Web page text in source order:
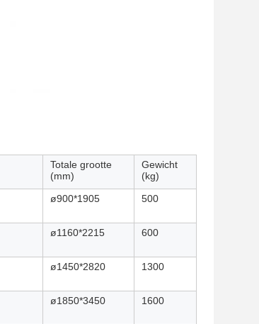
Totale grootte
(mm)
Gewicht
(kg)
ø900*1905 500
ø1160*2215 600
ø1450*2820 1300
ø1850*3450 1600